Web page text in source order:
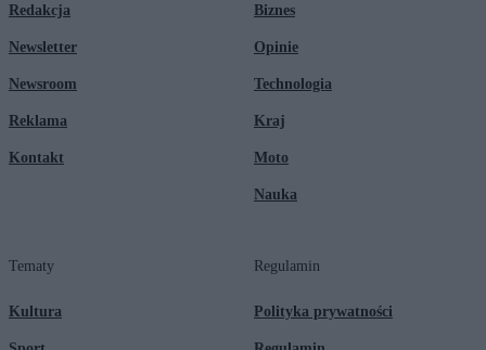
Redakcja
Newsletter
Newsroom
Reklama
Kontakt
Biznes
Opinie
Technologia
Kraj
Moto
Nauka
Tematy
Kultura
Regulamin
Polityka prywatności